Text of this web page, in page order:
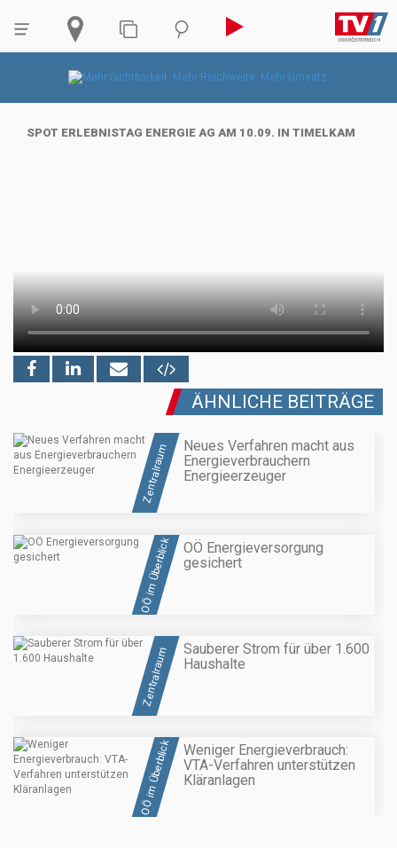
SPOT ERLEBNISTAG ENERGIE AG AM 10.09. IN TIMELKAM
ÄHNLICHE BEITRÄGE
Zentralraum
Neues Verfahren macht aus
Energieverbrauchern
Energieerzeuger
OÖ im Überblick
OÖ Energieversorgung
gesichert
Zentralraum
Sauberer Strom für über 1.600
Haushalte
OÖ im Überblick
Weniger Energieverbrauch:
VTA-Verfahren unterstützen
Kläranlagen